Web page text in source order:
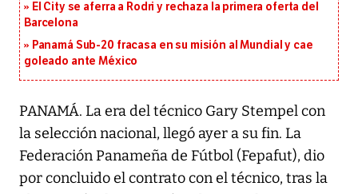
El City se aferra a Rodri y rechaza la primera oferta del
Barcelona
Panamá Sub-20 fracasa en su misión al Mundial y cae
goleado ante México
PANAMÁ. La era del técnico Gary Stempel con
la selección nacional, llegó ayer a su fin. La
Federación Panameña de Fútbol (Fepafut), dio
por concluido el contrato con el técnico, tras la